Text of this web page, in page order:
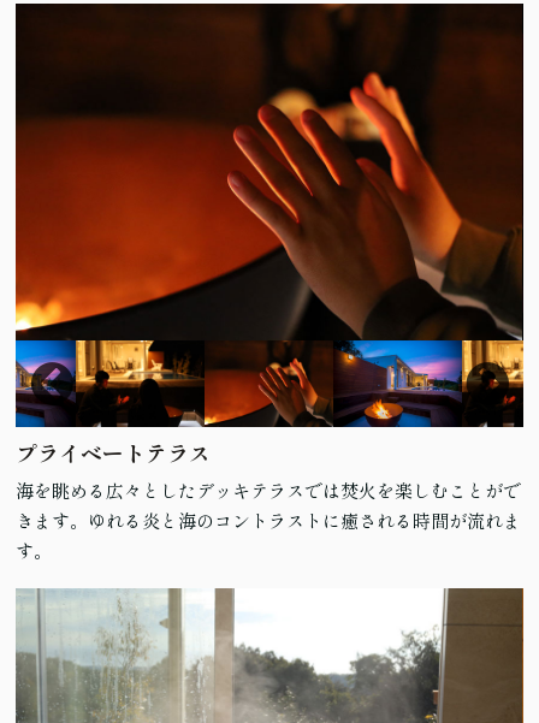
プライベートテラス
海を眺める広々としたデッキテラスでは焚火を楽しむことがで
きます。ゆれる炎と海のコントラストに癒される時間が流れま
す。